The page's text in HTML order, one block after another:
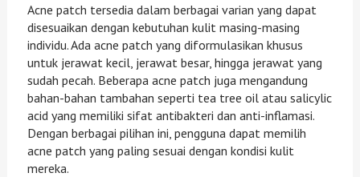
Acne patch tersedia dalam berbagai varian yang dapat
disesuaikan dengan kebutuhan kulit masing-masing
individu. Ada acne patch yang diformulasikan khusus
untuk jerawat kecil, jerawat besar, hingga jerawat yang
sudah pecah. Beberapa acne patch juga mengandung
bahan-bahan tambahan seperti tea tree oil atau salicylic
acid yang memiliki sifat antibakteri dan anti-inflamasi.
Dengan berbagai pilihan ini, pengguna dapat memilih
acne patch yang paling sesuai dengan kondisi kulit
mereka.